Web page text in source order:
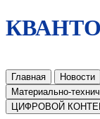
Главная Новости
Материально-
ЦИФРОВОЙ